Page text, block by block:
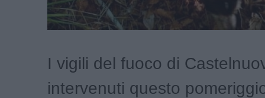
I vigili del fuoco di
intervenuti questo